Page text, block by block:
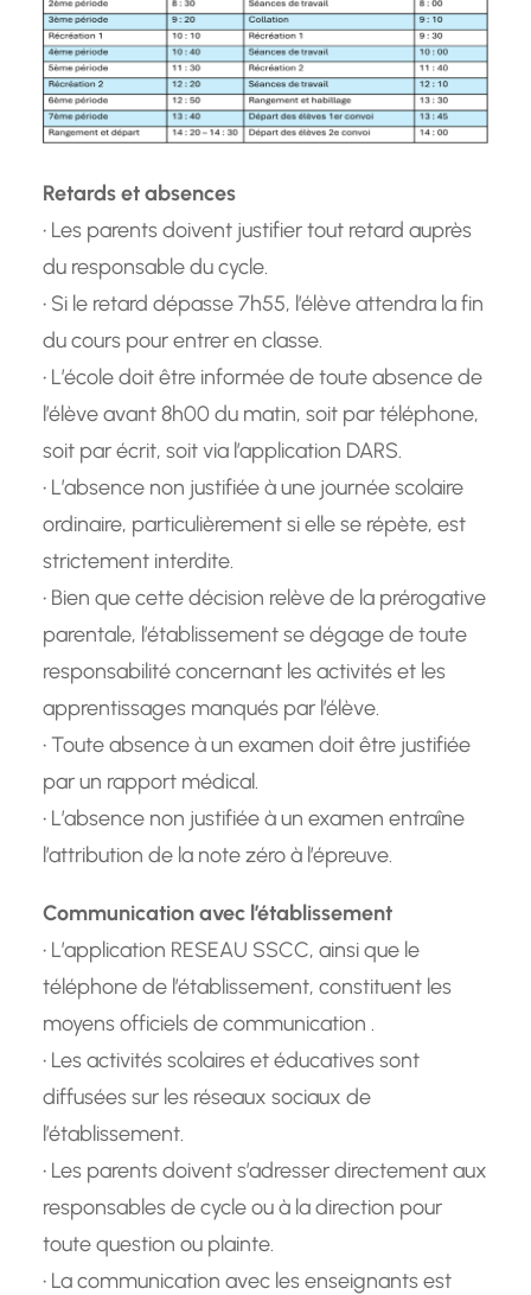
Retards et absences
• Les parents doivent justifier tout retard auprès
du responsable du cycle.
• Si le retard dépasse 7h55, l’élève attendra la fin
du cours pour entrer en classe.
• L’école doit être informée de toute absence de
l’élève avant 8h00 du matin, soit par téléphone,
soit par écrit, soit via l’application DARS.
• L’absence non justifiée à une journée scolaire
ordinaire, particulièrement si elle se répète, est
strictement interdite.
• Bien que cette décision relève de la prérogative
parentale, l’établissement se dégage de toute
responsabilité concernant les activités et les
apprentissages manqués par l’élève.
• Toute absence à un examen doit être justifiée
par un rapport médical.
• L’absence non justifiée à un examen entraîne
l’attribution de la note zéro à l’épreuve.
Communication avec l’établissement
• L’application RESEAU SSCC, ainsi que le
téléphone de l’établissement, constituent les
moyens officiels de communication .
• Les activités scolaires et éducatives sont
diffusées sur les réseaux sociaux de
l’établissement.
• Les parents doivent s’adresser directement aux
responsables de cycle ou à la direction pour
toute question ou plainte.
• La communication avec les enseignants est